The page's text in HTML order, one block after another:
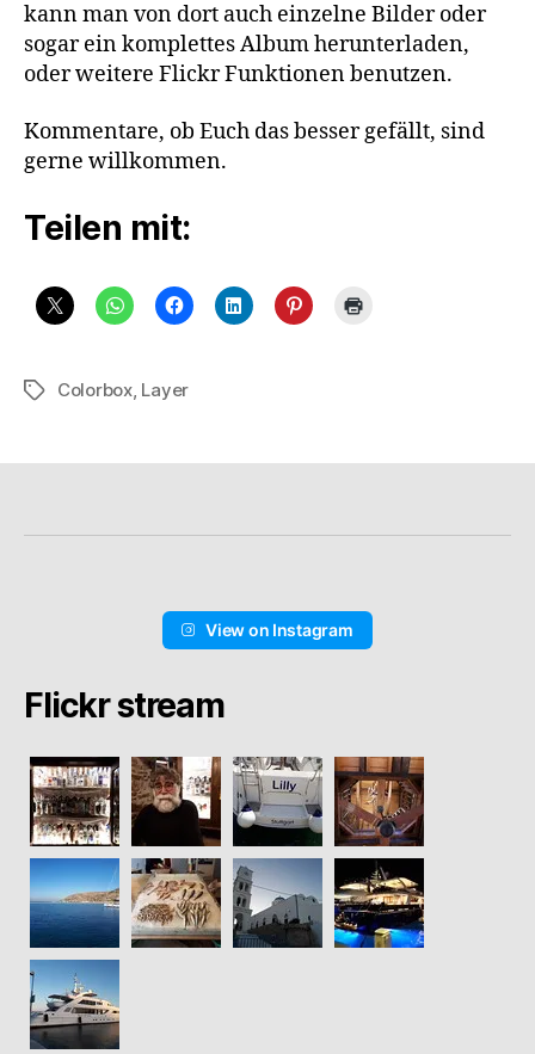
kann man von dort auch einzelne Bilder oder
sogar ein komplettes Album herunterladen,
oder weitere Flickr Funktionen benutzen.
Kommentare, ob Euch das besser gefällt, sind
gerne willkommen.
Teilen mit:
Schlagwörter
Colorbox, Layer
View on Instagram
Flickr stream